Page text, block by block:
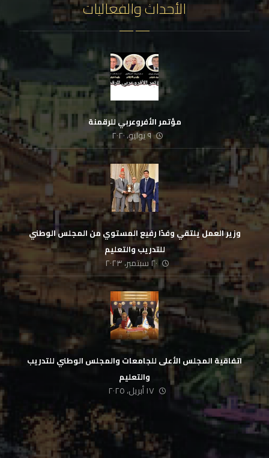
الأحداث والفعاليات
مؤتمر الأفروعربي للرقمنة
٩ يوليو، ٢٠٢٠
وزير العمل يلتقي وفدًا رفيع المستوي من المجلس الوطني
للتدريب والتعليم
٢٠ سبتمبر، ٢٠٢٣
اتفاقية المجلس الأعلى للجامعات والمجلس الوطني للتدريب
والتعليم
١٧ أبريل، ٢٠٢٥